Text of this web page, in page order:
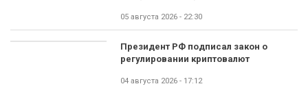
05 августа 2026 - 22:30
Президент РФ подписал закон о
регулировании криптовалют
04 августа 2026 - 17:12